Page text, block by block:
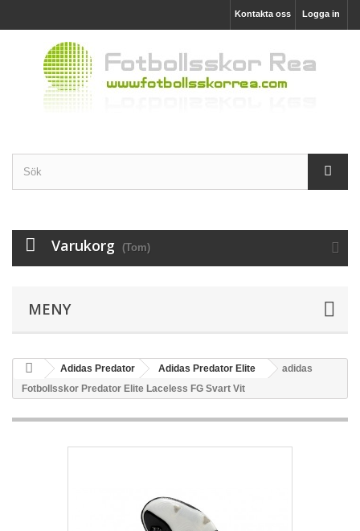
Logga in
Kontakta oss
Varukorg (Tom)
MENY
Adidas Predator Adidas Predator Elite
adidas
Fotbollsskor Predator Elite Laceless FG Svart Vit